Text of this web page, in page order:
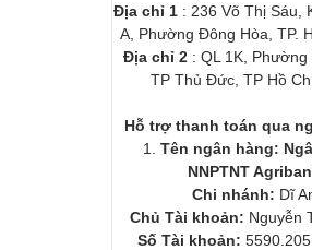
Địa chỉ 1: 236 Võ Thị Sáu,
A, Phường Đông Hòa, TP.
Địa chỉ 2: QL 1K, Phường
TP Thủ Đức, TP Hồ
Hỗ trợ thanh toán qua
1.Tên ngân hàng:
NNPTNT
Chi nhánh: Dĩ
Chủ Tài khoản: Nguyễn
Số Tài khoản: